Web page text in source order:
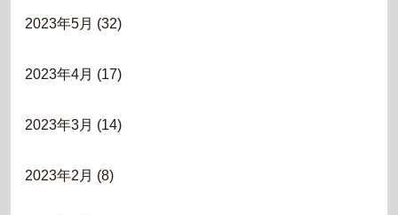
2023年5月 (32)
2023年4月 (17)
2023年3月 (14)
2023年2月 (8)